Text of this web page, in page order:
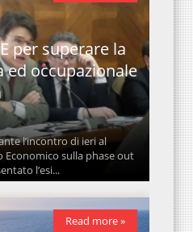
per superare la
ed occupazionale
l’incontro di ieri al
sulla phase out
l’esi...
Read more »